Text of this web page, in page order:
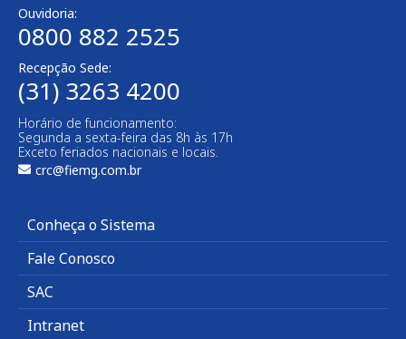
Ouvidoria:
0800 882 2525​
Recepção Sede:
(31) 3263 4200
Horário de funcionamento:
Segunda a sexta-feira das 8h às 17h
Exceto feriados nacionais e locais.
crc@fiemg.com.br
Conheça o Sistema
Fale Conosco
SAC
Intranet